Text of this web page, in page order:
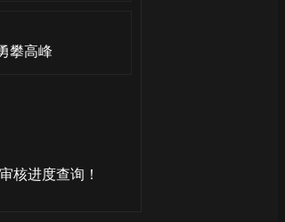
攀高峰
核进度查询！